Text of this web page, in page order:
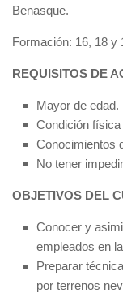
Benasque.
Formación: 16, 18 y
REQUISITOS DE
Mayor de edad.
Condición física
Conocimientos
No tener
OBJETIVOS DEL
Conocer y
empleados en
Preparar
por terrenos